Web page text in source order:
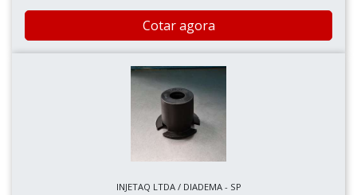
Cotar agora
INJETAQ LTDA / DIADEMA - SP